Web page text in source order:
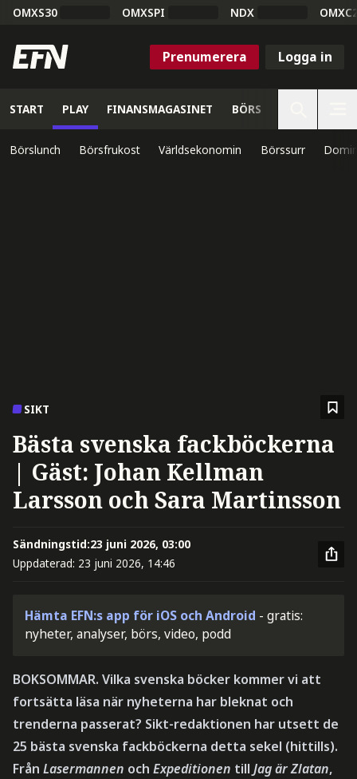
OMXS30 OMXSPI NDX
Prenumerera Logga in
START PLAY FINANSMAGASINET BÖRS
Börslunch Börsfrukost Världsekonomin Börssurr
SIKT
Bästa svenska fackböckerna
| Gäst: Johan Kellman
Larsson och Sara Martinsson
Sändningstid:23 juni 2026, 03:00
Uppdaterad: 23 juni 2026, 14:46
Hämta EFN:s app för iOS och Android - gratis:
nyheter, analyser, börs, video, podd
BOKSOMMAR. Vilka svenska böcker kommer vi att
fortsätta läsa när nyheterna har bleknat och
trenderna passerat? Sikt-redaktionen har utsett de
25 bästa svenska fackböckerna detta sekel (hittills).
Från Lasermannen och Expeditionen till Jag är Zlatan,